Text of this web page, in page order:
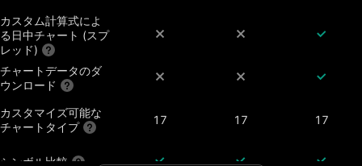
カスタム計算式によ
る日中チャート (スプ
レッド)
チャートデータのダ
ウンロード
カスタマイズ可能な
チャートタイプ
17 17 17
シンボル比較